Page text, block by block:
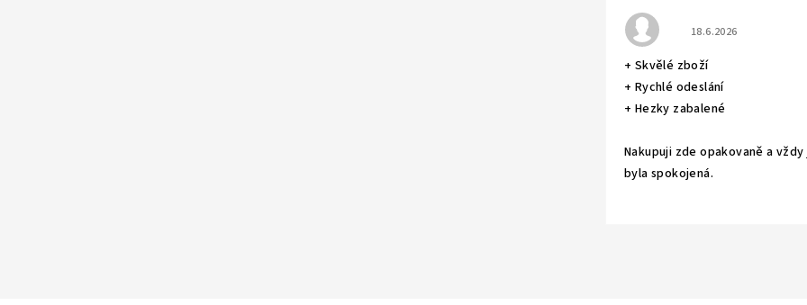
Hodnocení
18.6.2026
+ Skvělé zboží
+ Rychlé odeslání
+ Hezky zabalené
Nakupuji zde opakovaně a vždy
byla spokojená.